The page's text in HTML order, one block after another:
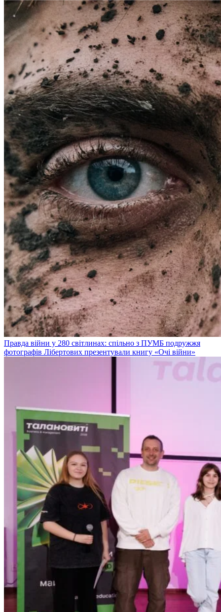
Правда війни у 280 світлинах: спільно з ПУМБ подружжя
фотографів Лібертових презентували книгу «Очі війни»